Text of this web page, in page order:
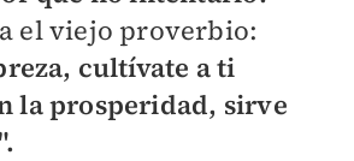
el viejo proverbio:
cultívate a ti
la prosperidad, sirve